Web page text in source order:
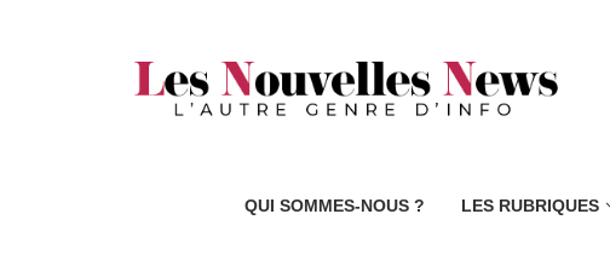
QUI SOMMES-NOUS ? LES RUBRIQUES